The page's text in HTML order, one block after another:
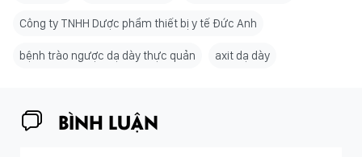
Công ty TNHH Dược phẩm thiết bị y tế Đức Anh
bệnh trào ngược dạ dày thực quản axit dạ dày
BÌNH LUẬN